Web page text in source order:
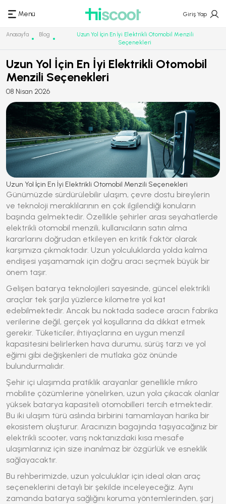
Menü Giriş Yap
Anasayfa Blog
Uzun Yol İçin En İyi Elektrikli Otomobil Menzili
Seçenekleri
Uzun Yol İçin En İyi Elektrikli Otomobil
Menzili Seçenekleri
08 Nisan 2026
Uzun Yol İçin En İyi Elektrikli Otomobil Menzili Seçenekleri
Günümüzde sürdürülebilir ulaşım, çevre dostu bireylerin
ve teknoloji meraklılarının en çok ilgilendiği konuların
başında gelmektedir. Özellikle şehirler arası seyahatlerde
elektrikli otomobil menzili, kullanıcıların satın alma
kararlarını doğrudan etkileyen en kritik faktör olarak
karşımıza çıkmaktadır. Uzun yolculuklarda yolda kalma
endişesi yaşamamak için doğru aracı seçmek büyük bir
önem taşır.
Gelişen batarya teknolojileri sayesinde, güncel elektrikli
araçlar tek şarjla yüzlerce kilometre yol kat
edebilmektedir. Ancak bu noktada sadece aracın fabrika
verilerine değil, gerçek yol koşullarına da dikkat etmek
gerekir. Tüketiciler, ihtiyaçlarına en uygun menzil
kapasitesini belirlerken hava durumu, sürüş tarzı ve yol
eğimi gibi değişkenleri de mutlaka göz önünde
bulundurmalıdır.
Şehir içi ulaşımda pratiklik arayanlar genellikle mikro
mobilite çözümlerine yönelirken, uzun yola çıkacak olanlar
yüksek batarya kapasiteli otomobilleri tercih etmektedir.
Bu iki ulaşım türü aslında birbirini tamamlayan harika bir
ekosistem oluşturur. Aracınızın bagajında taşıyacağınız bir
elektrikli scooter, varış noktanızdaki kısa mesafe
ulaşımlarınız için size inanılmaz bir özgürlük ve esneklik
sağlayacaktır.
Bu rehberimizde, uzun yolculuklar için ideal olan araç
seçeneklerini detaylı bir şekilde inceleyeceğiz. Aynı
zamanda batarya sağlığını koruma yöntemlerinden, şarj